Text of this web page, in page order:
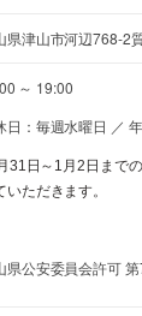
県津山市河辺768-2
～ 19:00
日：毎週水曜日 ／
31日～1月2日まで
いただきます。
県公安委員会許可